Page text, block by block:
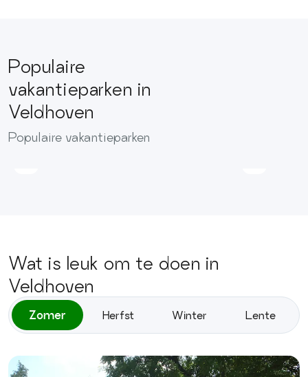
Populaire
vakantieparken in
Veldhoven
Populaire vakantieparken
Recreatiepark
Duinhoeve
31.5
Wat is leuk om te doen in
Veldhoven
Zomer Herfst Winter Lente